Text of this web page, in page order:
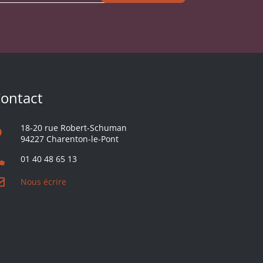
18-20 rue Robert-Schuman
94227 Charenton-le-Pont
01 40 48 65 13
Nous écrire